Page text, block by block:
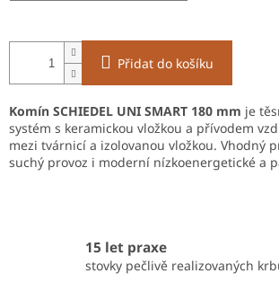
Přidat do košíku
Komín SCHIEDEL UNI SMART 180 mm je
systém s keramickou vložkou a přívodem
mezi tvárnicí a izolovanou vložkou. Vhodný
suchý provoz i moderní nízkoenergetické a
15 let praxe
stovky pečlivě realizovaných